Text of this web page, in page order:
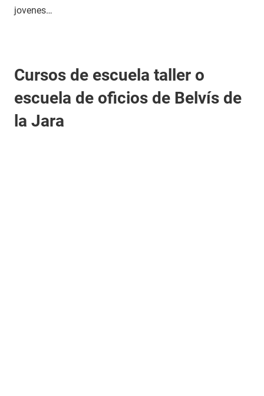
jovenes…
Cursos de escuela taller o
escuela de oficios de Belvís de
la Jara